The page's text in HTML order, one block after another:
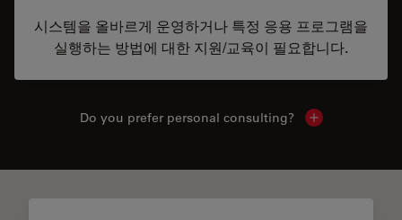
시스템을 올바르게 운영하거나 특정 응용 프로그램을
실행하는 방법에 대한 지원/교육이 필요합니다.
Do you prefer personal consulting? Show local